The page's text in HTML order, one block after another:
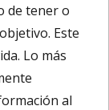
de tener o
Este
Lo más
al